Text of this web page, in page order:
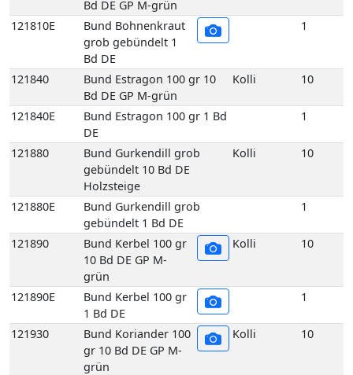
Bd DE GP M-grün
121810E
Bund Bohnenkraut
grob gebündelt 1
Bd DE
1
121840
Bund Estragon 100 gr 10
Bd DE GP M-grün
Kolli 10
121840E
Bund Estragon 100 gr 1 Bd
DE
1
121880
Bund Gurkendill grob
gebündelt 10 Bd DE
Holzsteige
Kolli 10
121880E
Bund Gurkendill grob
gebündelt 1 Bd DE
1
121890
Bund Kerbel 100 gr
10 Bd DE GP M-
grün
Kolli 10
121890E
Bund Kerbel 100 gr
1 Bd DE
1
121930
Bund Koriander 100
gr 10 Bd DE GP M-
grün
Kolli 10